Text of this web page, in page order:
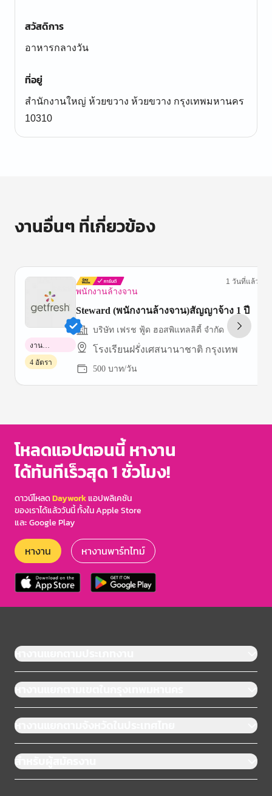
สวัสดิการ
อาหารกลางวัน
ที่อยู่
สำนักงานใหญ่ ห้วยขวาง ห้วยขวาง กรุงเทพมหานคร
10310
งานอื่นๆ ที่เกี่ยวข้อง
พนักงานล้างจาน
1 วันที่แล้ว
Steward (พนักงานล้างจาน)สัญญาจ้าง 1 ปี
บริษัท เฟรช ฟู้ด ฮอสพิแทลลิตี้ จำกัด
โรงเรียนฝรั่งเศสนานาชาติ กรุงเทพ
500 บาท/วัน
งาน
พาร์ทไทม์
4 อัตรา
of
โหลดแอปตอนนี้ หางาน
ได้ทันทีเร็วสุด 1 ชั่วโมง!
ดาวน์โหลดDayworkแอปพลิเคชัน
ของเราได้แล้ววันนี้ ทั้งใน Apple Store
และ Google Play
หางาน หางานพาร์ทไทม์
หางานแยกตามประเภทงาน
หางานแยกตามเขตในกรุงเทพมหานคร
หางานแยกตามจังหวัดในประเทศไทย
สำหรับผู้สมัครงาน